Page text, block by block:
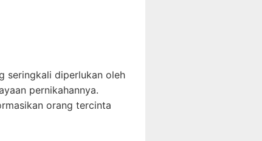
seringkali diperlukan oleh
pernikahannya.
orang tercinta